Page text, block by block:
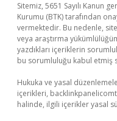
Sitemiz, 5651 Sayılı Kanun
Kurumu (BTK) tarafından
vermektedir. Bu nedenle,
veya araştırma
yazdıkları içeriklerin
bu sorumluluğu kabul etmiş
Hukuka ve yasal
içerikleri,
halinde, ilgili içerikler yasal